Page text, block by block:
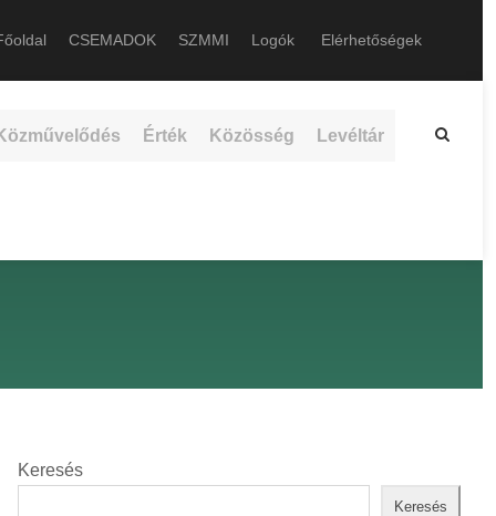
CSEMADOK SZMMI Logók Elérhetőségek
Érték Közösség Levéltár
Keresés
Keresés